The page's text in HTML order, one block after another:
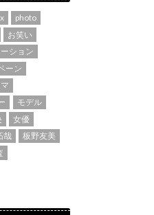
photo
お笑い
ション
ーン
モデル
女優
哉
板野友美